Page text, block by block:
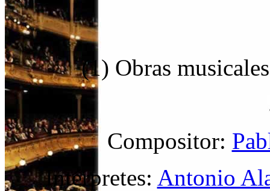
(1) Obras
Compositor:
Intérpretes: Antonio